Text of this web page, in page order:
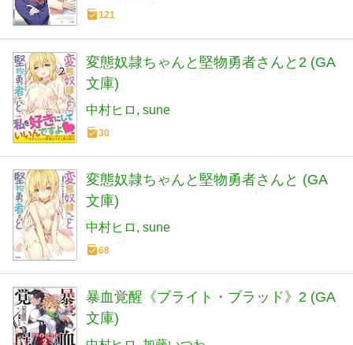
121
変態奴隷ちゃんと堅物勇者さんと2 (GA
文庫)
中村ヒロ sune
30
変態奴隷ちゃんと堅物勇者さんと (GA
文庫)
中村ヒロ sune
68
暴血覚醒《ブライト・ブラッド》2 (GA
文庫)